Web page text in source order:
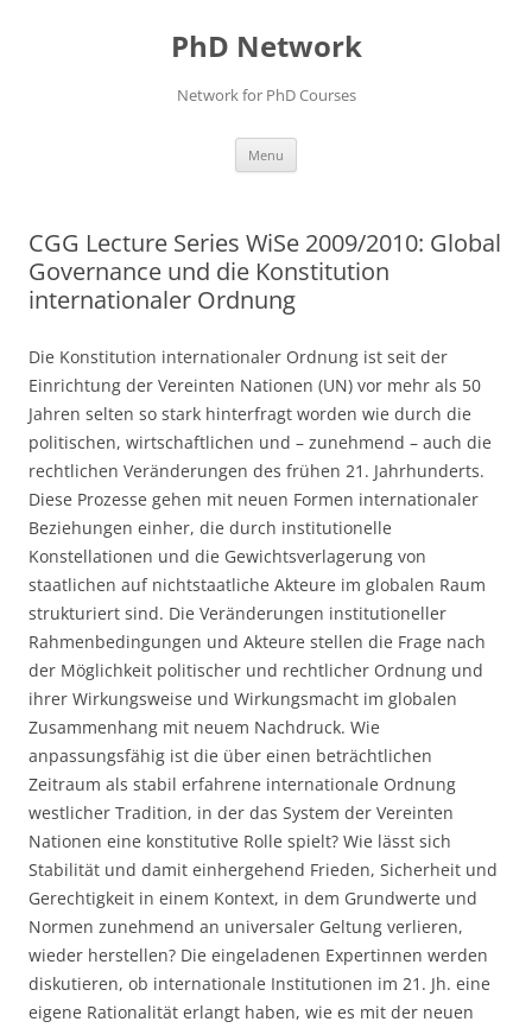
PhD Network
Network for PhD Courses
Menu
CGG Lecture Series WiSe 2009/2010: Global
Governance und die Konstitution
internationaler Ordnung
Die Konstitution internationaler Ordnung ist seit der
Einrichtung der Vereinten Nationen (UN) vor mehr als 50
Jahren selten so stark hinterfragt worden wie durch die
politischen, wirtschaftlichen und – zunehmend – auch die
rechtlichen Veränderungen des frühen 21. Jahrhunderts.
Diese Prozesse gehen mit neuen Formen internationaler
Beziehungen einher, die durch institutionelle
Konstellationen und die Gewichtsverlagerung von
staatlichen auf nichtstaatliche Akteure im globalen Raum
strukturiert sind. Die Veränderungen institutioneller
Rahmenbedingungen und Akteure stellen die Frage nach
der Möglichkeit politischer und rechtlicher Ordnung und
ihrer Wirkungsweise und Wirkungsmacht im globalen
Zusammenhang mit neuem Nachdruck. Wie
anpassungsfähig ist die über einen beträchtlichen
Zeitraum als stabil erfahrene internationale Ordnung
westlicher Tradition, in der das System der Vereinten
Nationen eine konstitutive Rolle spielt? Wie lässt sich
Stabilität und damit einhergehend Frieden, Sicherheit und
Gerechtigkeit in einem Kontext, in dem Grundwerte und
Normen zunehmend an universaler Geltung verlieren,
wieder herstellen? Die eingeladenen Expertinnen werden
diskutieren, ob internationale Institutionen im 21. Jh. eine
eigene Rationalität erlangt haben, wie es mit der neuen